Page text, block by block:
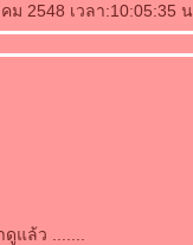
ม 2548 เวลา:10:05:35 น.
แล้ว .......